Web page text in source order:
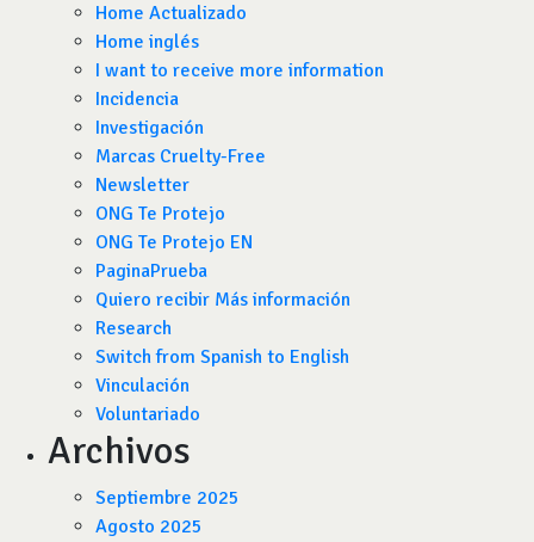
Home Actualizado
Home inglés
I want to receive more information
Incidencia
Investigación
Marcas Cruelty-Free
Newsletter
ONG Te Protejo
ONG Te Protejo EN
PaginaPrueba
Quiero recibir Más información
Research
Switch from Spanish to English
Vinculación
Voluntariado
Archivos
Septiembre 2025
Agosto 2025